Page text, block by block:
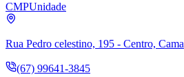
CMPUnidade
Rua Pedro celestino, 195 - Centro,
(67) 99641-3845